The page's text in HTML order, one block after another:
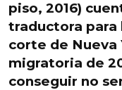
piso, 2016)
traductora para
corte de Nueva
migratoria de
conseguir no